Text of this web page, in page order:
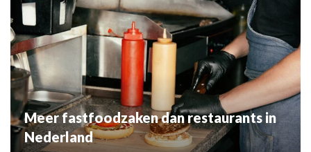
Meer fastfoodzaken dan restaurants in
Nederland